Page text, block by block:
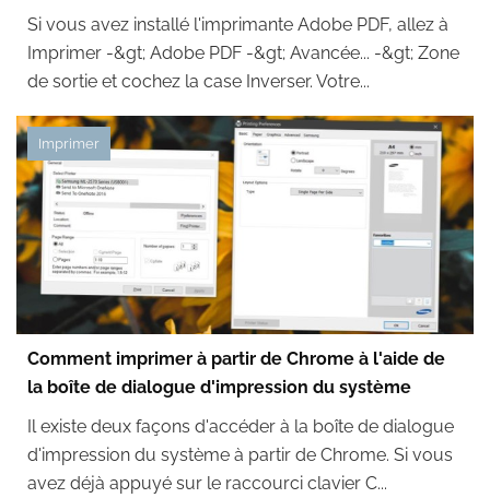
Si vous avez installé l'imprimante Adobe PDF, allez à
Imprimer -&gt; Adobe PDF -&gt; Avancée... -&gt; Zone
de sortie et cochez la case Inverser. Votre...
Imprimer
Comment imprimer à partir de Chrome à l'aide de
la boîte de dialogue d'impression du système
Il existe deux façons d'accéder à la boîte de dialogue
d'impression du système à partir de Chrome. Si vous
avez déjà appuyé sur le raccourci clavier C...